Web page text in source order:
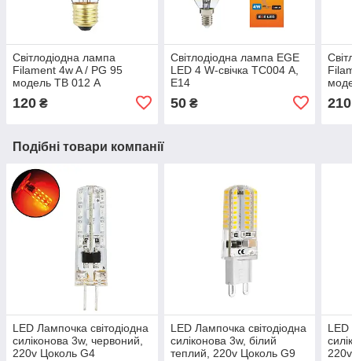
Світлодіодна лампа
Filament 4w A / PG 95
модель ТВ 012 А
120 ₴
Світлодіодна лампа EGE
LED 4 W-свічка ТС004 А,
Е14
50₴ 210
Подібні товари компанії
LED Лампочка світодіодна
силіконова 3w, червоний,
220v Цоколь G4
LED Лампочка світодіодна
силіконова 3w, білий
теплий, 220v Цоколь G9
LED